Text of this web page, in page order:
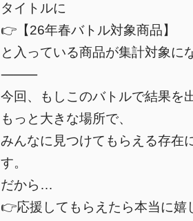
タイトルに
👉【26年春バトル対象商品】
と入っている商品が集計対象に
⸻
今回、もしこのバトルで結果を
もっと大きな場所で、
みんなに見つけてもらえる存在
す。
だから…
👉応援してもらえたら本当に嬉